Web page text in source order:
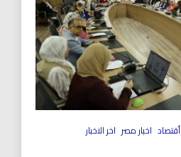
أقتصاد اخبار مصر اخر الاخبار